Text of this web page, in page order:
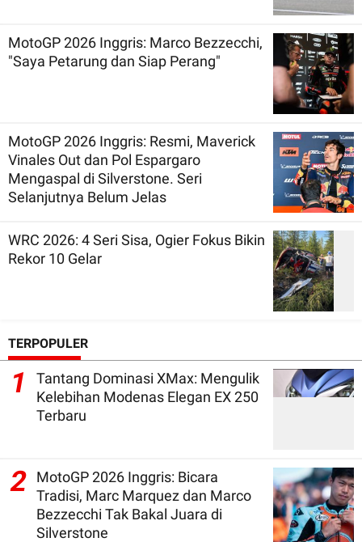
MotoGP 2026 Inggris: Marco Bezzecchi,
"Saya Petarung dan Siap Perang"
MotoGP 2026 Inggris: Resmi, Maverick
Vinales Out dan Pol Espargaro
Mengaspal di Silverstone. Seri
Selanjutnya Belum Jelas
WRC 2026: 4 Seri Sisa, Ogier Fokus Bikin
Rekor 10 Gelar
TERPOPULER
1
Tantang Dominasi XMax: Mengulik
Kelebihan Modenas Elegan EX 250
Terbaru
2
MotoGP 2026 Inggris: Bicara
Tradisi, Marc Marquez dan Marco
Bezzecchi Tak Bakal Juara di
Silverstone